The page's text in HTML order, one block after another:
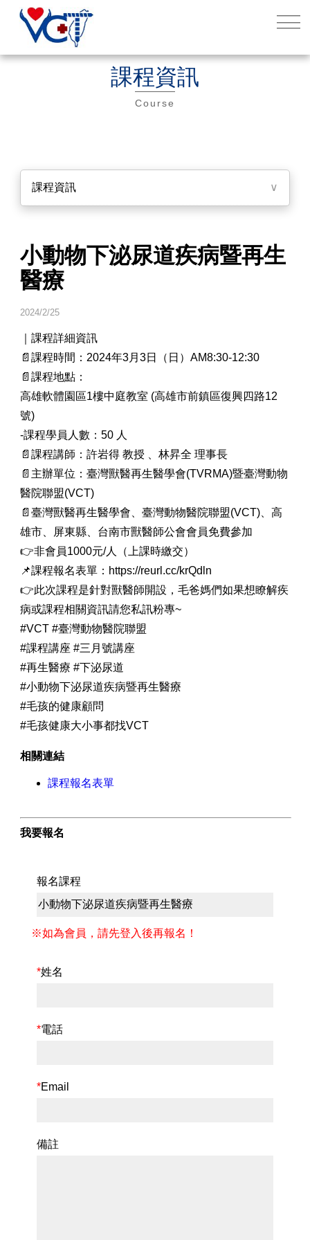
課程資訊
Course
課程資訊 ∨
小動物下泌尿道疾病暨再生
醫療
2024/2/25
｜課程詳細資訊
📄課程時間：2024年3月3日（日）AM8:30-12:30
📄課程地點：
高雄軟體園區1樓中庭教室 (高雄市前鎮區復興四路12
號)
-課程學員人數：50 人
📄課程講師：許岩得 教授 、林昇全 理事長
📄主辦單位：臺灣獸醫再生醫學會(TVRMA)暨臺灣動物
醫院聯盟(VCT)
📄臺灣獸醫再生醫學會、臺灣動物醫院聯盟(VCT)、高
雄市、屏東縣、台南市獸醫師公會會員免費參加
👉非會員1000元/人（上課時繳交）
📌課程報名表單：https://reurl.cc/krQdln
👉此次課程是針對獸醫師開設，毛爸媽們如果想瞭解疾
病或課程相關資訊請您私訊粉專~
#VCT #臺灣動物醫院聯盟
#課程講座 #三月號講座
#再生醫療 #下泌尿道
#小動物下泌尿道疾病暨再生醫療
#毛孩的健康顧問
#毛孩健康大小事都找VCT
相關連結
課程報名表單
我要報名
報名課程
※如為會員，請先登入後再報名！
*姓名
*電話
*Email
備註